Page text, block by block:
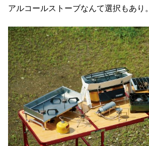
アルコールストーブなんて選択もあり。